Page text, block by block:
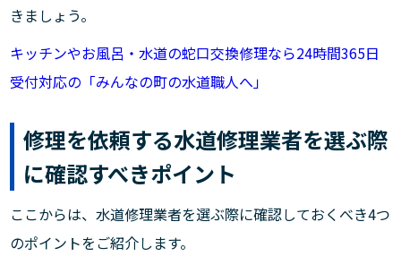
きましょう。
キッチンやお風呂・水道の蛇口交換修理なら24時間365日
受付対応の「みんなの町の水道職人へ」
修理を依頼する水道修理業者を選ぶ際
に確認すべきポイント
ここからは、水道修理業者を選ぶ際に確認しておくべき4つ
のポイントをご紹介します。